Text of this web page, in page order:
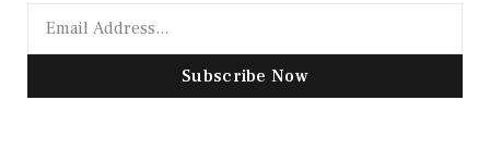
Subscribe Now